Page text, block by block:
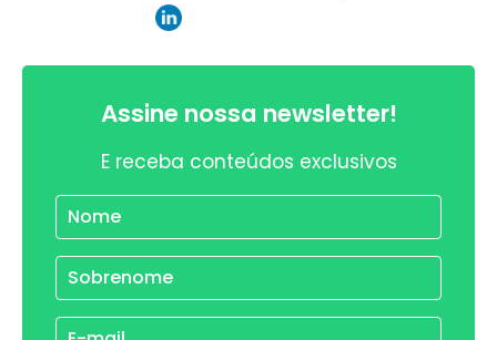
Assine nossa newsletter!
E receba conteúdos exclusivos